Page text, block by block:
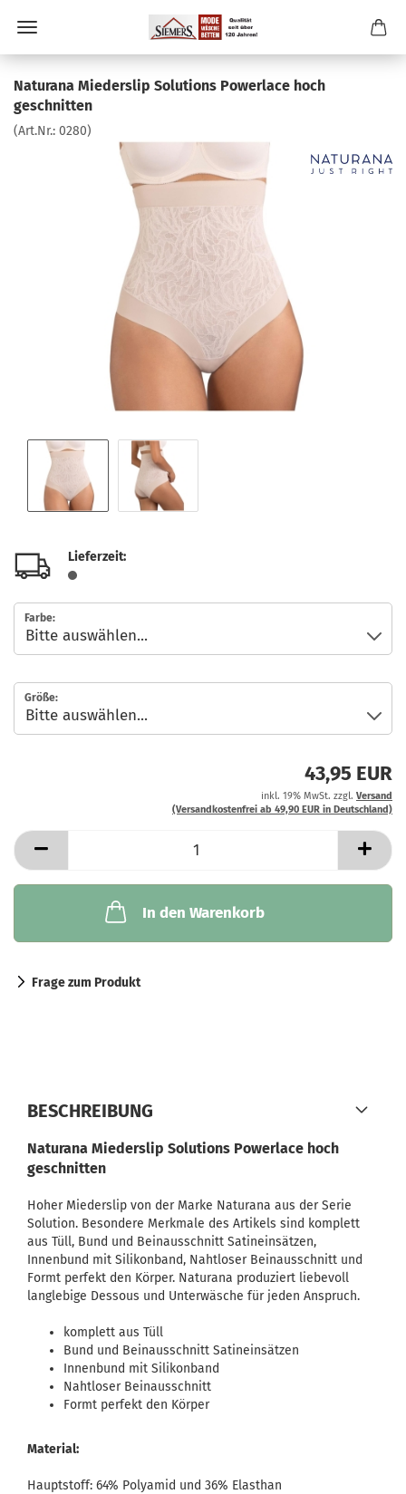
Naturana Miederslip Solutions Powerlace hoch
geschnitten
(Art.Nr.: 0280)
Lieferzeit:
Farbe:
Größe:
43,95 EUR
inkl. 19% MwSt. zzgl. Versand
(Versandkostenfrei ab 49,90 EUR in Deutschland)
In den Warenkorb
Frage zum Produkt
BESCHREIBUNG
Naturana Miederslip Solutions Powerlace hoch
geschnitten
Hoher Miederslip von der Marke Naturana aus der Serie
Solution. Besondere Merkmale des Artikels sind komplett
aus Tüll, Bund und Beinausschnitt Satineinsätzen,
Innenbund mit Silikonband, Nahtloser Beinausschnitt und
Formt perfekt den Körper. Naturana produziert liebevoll
langlebige Dessous und Unterwäsche für jeden Anspruch.
komplett aus Tüll
Bund und Beinausschnitt Satineinsätzen
Innenbund mit Silikonband
Nahtloser Beinausschnitt
Formt perfekt den Körper
Material:
Hauptstoff: 64% Polyamid und 36% Elasthan